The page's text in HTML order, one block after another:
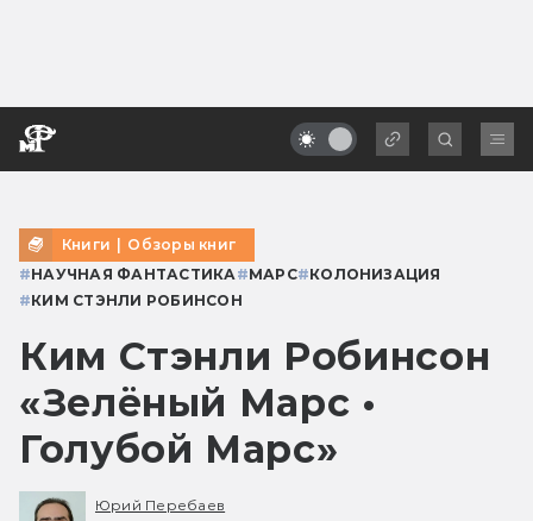
Книги | Обзоры книг
#НАУЧНАЯ ФАНТАСТИКА #МАРС#КОЛОНИЗАЦИЯ
#КИМ СТЭНЛИ РОБИНСОН
Ким Стэнли Робинсон
«Зелёный Марс •
Голубой Марс»
Юрий Перебаев